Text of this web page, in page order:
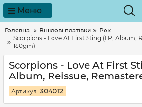
Меню
Головна Вінілові платівки
Рок
Scorpions - Love At First Sting (LP, Album,
180gm)
Scorpions - Love At First
Album, Reissue,
Артикул: 304012